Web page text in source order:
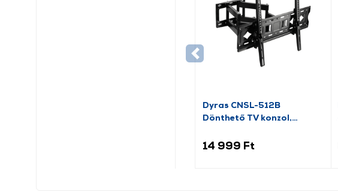
Dyras CNSL-512B
Dönthető TV konzol,
14 999 Ft